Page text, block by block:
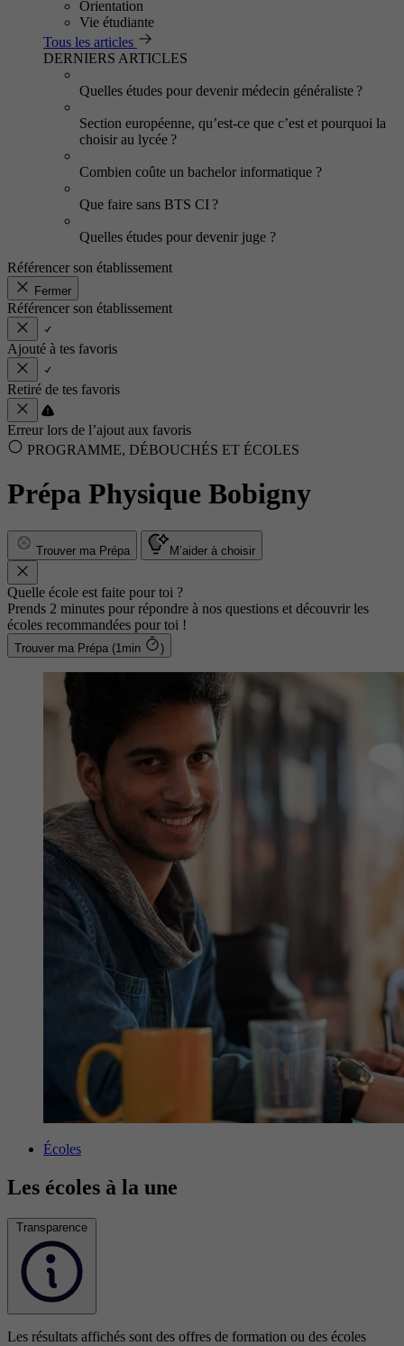
Orientation
Vie étudiante
Tous les articles
DERNIERS ARTICLES
Quelles études pour devenir médecin généraliste ?
Section européenne, qu’est-ce que c’est et pourquoi la
choisir au lycée ?
Combien coûte un bachelor informatique ?
Que faire sans BTS CI ?
Quelles études pour devenir juge ?
Référencer son établissement
Fermer
Référencer son établissement
Ajouté à tes favoris
Retiré de tes favoris
Erreur lors de l’ajout aux favoris
PROGRAMME, DÉBOUCHÉS ET ÉCOLES
Prépa Physique Bobigny
Trouver ma Prépa M’aider à choisir
Quelle école est faite pour toi ?
Prends 2 minutes pour répondre à nos questions et découvrir les
écoles recommandées pour toi !
Trouver ma Prépa (1min )
Écoles
Les écoles à la une
Transparence
Les résultats affichés sont des offres de formation ou des écoles